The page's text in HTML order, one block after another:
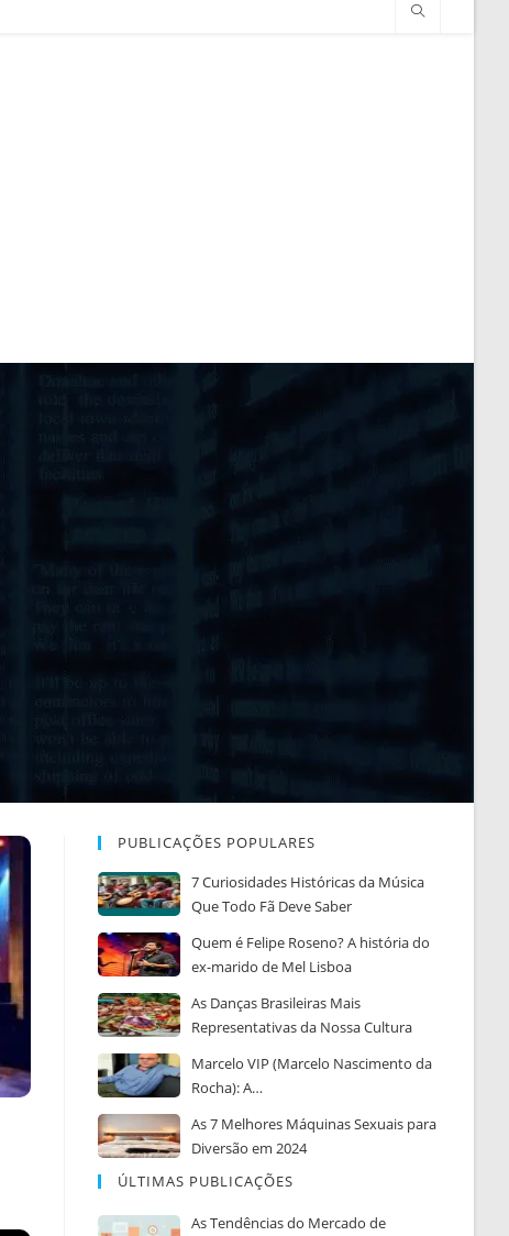
PUBLICAÇÕES POPULARES
7 Curiosidades Históricas da Música
Que Todo Fã Deve Saber
Quem é Felipe Roseno? A história do
ex-marido de Mel Lisboa
As Danças Brasileiras Mais
Representativas da Nossa Cultura
Marcelo VIP (Marcelo Nascimento da
Rocha): A…
As 7 Melhores Máquinas Sexuais para
Diversão em 2024
ÚLTIMAS PUBLICAÇÕES
As Tendências do Mercado de